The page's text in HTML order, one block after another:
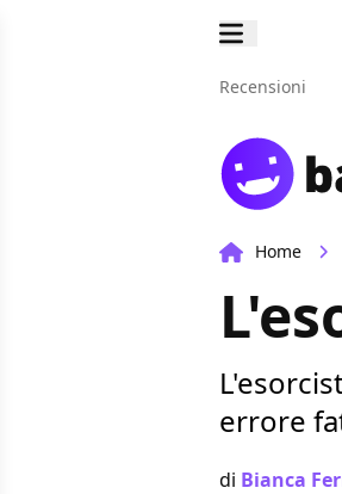
Recensioni
Home
errore
di Bianca